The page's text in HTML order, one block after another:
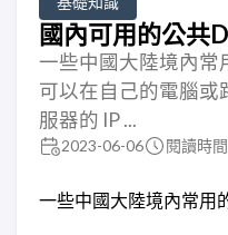
國內可用的公共
一些中國大陸境內常
可以在自己的電腦或
服器的 IP ...
2023-06-06 閱讀時
一些中國大陸境內常用